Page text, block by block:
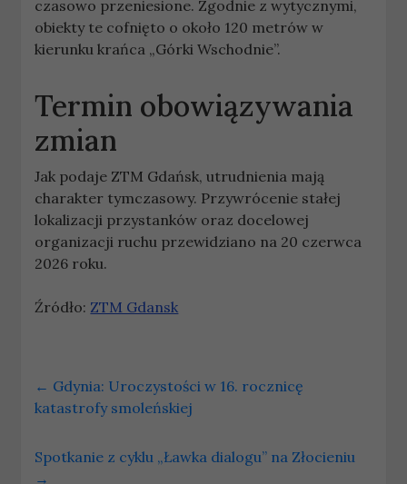
czasowo przeniesione. Zgodnie z wytycznymi,
obiekty te cofnięto o około 120 metrów w
kierunku krańca „Górki Wschodnie”.
Termin obowiązywania
zmian
Jak podaje ZTM Gdańsk, utrudnienia mają
charakter tymczasowy. Przywrócenie stałej
lokalizacji przystanków oraz docelowej
organizacji ruchu przewidziano na 20 czerwca
2026 roku.
Źródło: ZTM Gdansk
← Gdynia: Uroczystości w 16. rocznicę
katastrofy smoleńskiej
Spotkanie z cyklu „Ławka dialogu” na Złocieniu
→